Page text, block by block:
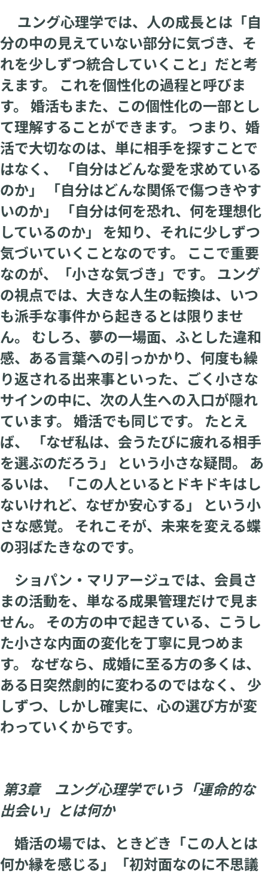
ユング心理学では、人の成長とは「自
分の中の見えていない部分に気づき、そ
れを少しずつ統合していくこと」だと考
えます。 これを個性化の過程と呼びま
す。 婚活もまた、この個性化の一部とし
て理解することができます。 つまり、婚
活で大切なのは、単に相手を探すことで
はなく、 「自分はどんな愛を求めている
のか」 「自分はどんな関係で傷つきやす
いのか」 「自分は何を恐れ、何を理想化
しているのか」 を知り、それに少しずつ
気づいていくことなのです。 ここで重要
なのが、「小さな気づき」です。 ユング
の視点では、大きな人生の転換は、いつ
も派手な事件から起きるとは限りませ
ん。 むしろ、夢の一場面、ふとした違和
感、ある言葉への引っかかり、何度も繰
り返される出来事といった、ごく小さな
サインの中に、次の人生への入口が隠れ
ています。 婚活でも同じです。 たとえ
ば、 「なぜ私は、会うたびに疲れる相手
を選ぶのだろう」 という小さな疑問。 あ
るいは、 「この人といるとドキドキはし
ないけれど、なぜか安心する」 という小
さな感覚。 それこそが、未来を変える蝶
の羽ばたきなのです。
ショパン・マリアージュでは、会員さ
まの活動を、単なる成果管理だけで見ま
せん。 その方の中で起きている、こうし
た小さな内面の変化を丁寧に見つめま
す。 なぜなら、成婚に至る方の多くは、
ある日突然劇的に変わるのではなく、 少
しずつ、しかし確実に、心の選び方が変
わっていくからです。
第3章 ユング心理学でいう「運命的な
出会い」とは何か
婚活の場では、ときどき「この人とは
何か縁を感じる」「初対面なのに不思議